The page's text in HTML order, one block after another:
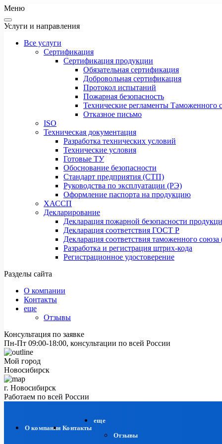
Меню
Услуги и направления
Все услуги
Сертификация
Сертификация продукции
Обязательная сертификация
Добровольная сертификация
Протокол испытаний
Пожарная безопасность
Технические регламенты Таможенного
Отказное письмо
ISO
Техническая документация
Разработка технических условий
Технические условия
Готовые ТУ
Обоснование безопасности
Стандарт предприятия (СТП)
Руководства по эксплуатации (РЭ)
Оформление паспорта на продукцию
ХАССП
Декларирование
Декларация пожарной безопасности
Декларация соответствия ГОСТ Р
Декларация соответствия таможенного
Разработка и регистрация штрих-кода
Регистрационное удостоверение
Разделы сайта
О компании
Контакты
еще
Отзывы
Консультация по заявке
Пн-Пт 09:00-18:00, консультации по всей России
Мой город
Новосибирск
г. Новосибирск
Работаем по всей России
О компании Контакты
еще
Отзывы